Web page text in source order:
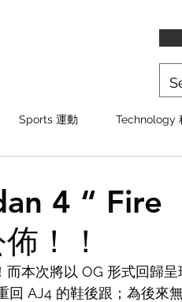
Sports 運動 Technology
4 “ Fire
！！
本次將以 OG 形式回歸呈
AJ4 的鞋後跟；為後來